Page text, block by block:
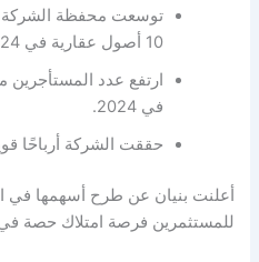
10 أصول عقارية في 2024.
في 2024.
حققت الشركة أرباحًا
أعلنت بنيان عن طرح أسهمها في
للمستثمرين فرصة امتلاك حصة في